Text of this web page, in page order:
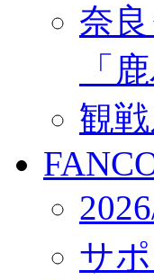
奈
「
観
サ